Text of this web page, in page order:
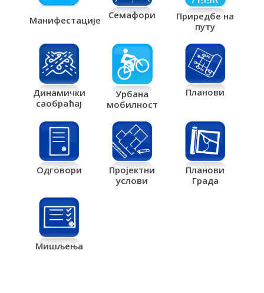
Манифестације Семафори
Приредбе на
путу
Динамички
саобраћај
Урбана
мобилност
Планови
Одговори
Пројектни
услови
Планови
Града
Мишљења